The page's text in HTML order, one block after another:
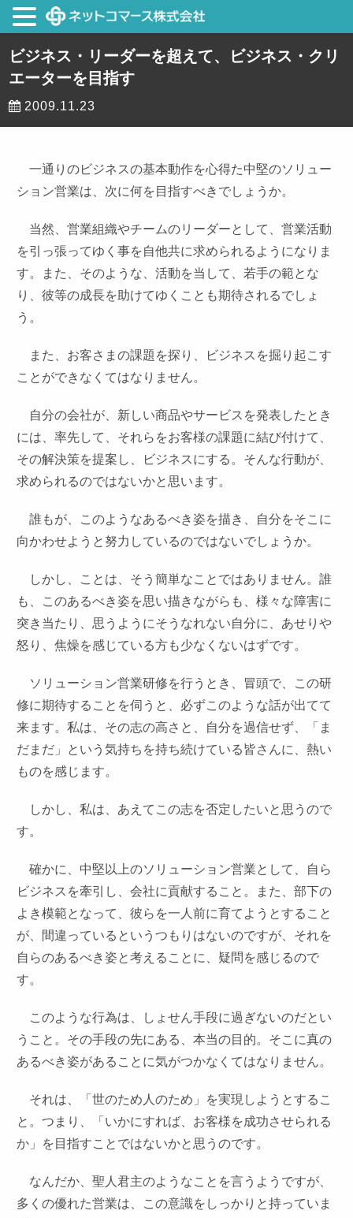
ビジネス・リーダーを超えて、ビジネス・クリ
エーターを目指す
2009.11.23
一通りのビジネスの基本動作を心得た中堅のソリュー
ション営業は、次に何を目指すべきでしょうか。
当然、営業組織やチームのリーダーとして、営業活動
を引っ張ってゆく事を自他共に求められるようになりま
す。また、そのような、活動を当して、若手の範とな
り、彼等の成長を助けてゆくことも期待されるでしょ
う。
また、お客さまの課題を探り、ビジネスを掘り起こす
ことができなくてはなりません。
自分の会社が、新しい商品やサービスを発表したとき
には、率先して、それらをお客様の課題に結び付けて、
その解決策を提案し、ビジネスにする。そんな行動が、
求められるのではないかと思います。
誰もが、このようなあるべき姿を描き、自分をそこに
向かわせようと努力しているのではないでしょうか。
しかし、ことは、そう簡単なことではありません。誰
も、このあるべき姿を思い描きながらも、様々な障害に
突き当たり、思うようにそうなれない自分に、あせりや
怒り、焦燥を感じている方も少なくないはずです。
ソリューション営業研修を行うとき、冒頭で、この研
修に期待することを伺うと、必ずこのような話が出てて
来ます。私は、その志の高さと、自分を過信せず、「ま
だまだ」という気持ちを持ち続けている皆さんに、熱い
ものを感じます。
しかし、私は、あえてこの志を否定したいと思うので
す。
確かに、中堅以上のソリューション営業として、自ら
ビジネスを牽引し、会社に貢献すること。また、部下の
よき模範となって、彼らを一人前に育てようとすること
が、間違っているというつもりはないのですが、それを
自らのあるべき姿と考えることに、疑問を感じるので
す。
このような行為は、しょせん手段に過ぎないのだとい
うこと。その手段の先にある、本当の目的。そこに真の
あるべき姿があることに気がつかなくてはなりません。
それは、「世のため人のため」を実現しようとするこ
と。つまり、「いかにすれば、お客様を成功させられる
か」を目指すことではないかと思うのです。
なんだか、聖人君主のようなことを言うようですが、
多くの優れた営業は、この意識をしっかりと持っていま